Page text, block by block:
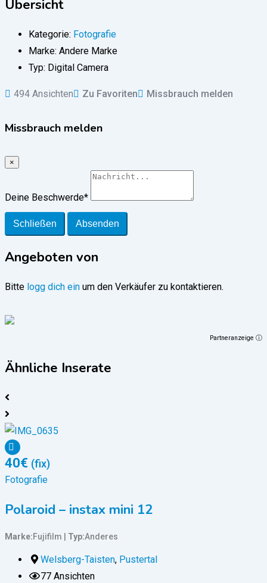
Übersicht
Kategorie: Fotografie
Marke: Andere Marke
Typ: Digital Camera
494 Ansichten Zu Favoriten Missbrauch melden
Missbrauch melden
×
Deine Beschwerde*
Schließen Absenden
Angeboten von
Bitte logg dich ein um den Verkäufer zu kontaktieren.
Partneranzeige ⓘ
Ähnliche Inserate
40€ (fix)
Fotografie
Polaroid – instax mini 12
Marke Fujifilm Typ Anderes
Welsberg-Taisten, Pustertal
77 Ansichten